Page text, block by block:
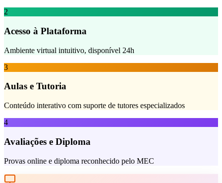
2
Acesso à Plataforma
Ambiente virtual intuitivo, disponível 24h
3
Aulas e Tutoria
Conteúdo interativo com suporte de tutores especializados
4
Avaliações e Diploma
Provas online e diploma reconhecido pelo MEC